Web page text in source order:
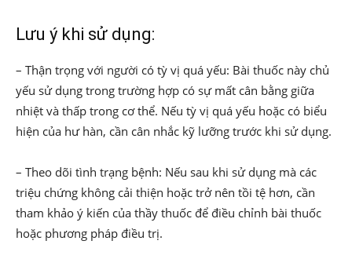
Lưu ý khi sử dụng:
– Thận trọng với người có tỳ vị quá yếu: Bài thuốc này chủ
yếu sử dụng trong trường hợp có sự mất cân bằng giữa
nhiệt và thấp trong cơ thể. Nếu tỳ vị quá yếu hoặc có biểu
hiện của hư hàn, cần cân nhắc kỹ lưỡng trước khi sử dụng.
– Theo dõi tình trạng bệnh: Nếu sau khi sử dụng mà các
triệu chứng không cải thiện hoặc trở nên tồi tệ hơn, cần
tham khảo ý kiến của thầy thuốc để điều chỉnh bài thuốc
hoặc phương pháp điều trị.